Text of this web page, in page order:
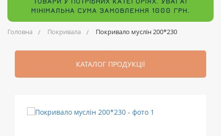
МІНІМАЛЬНА СУМА ЗАМОВЛЕННЯ 1000 ГРН.
Головна Покривала Покривало муслін 200*230
КАТАЛОГ ПРОДУКЦІЇ